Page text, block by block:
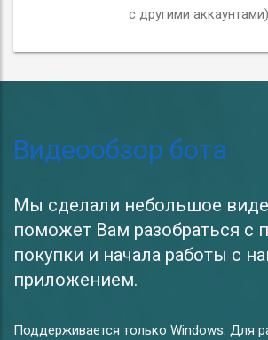
с другими аккаунтами)
Видеообзор бота
Мы сделали небольшое
поможет Вам разобраться с
покупки и начала работы с
приложением.
Поддерживается только Windows. Для